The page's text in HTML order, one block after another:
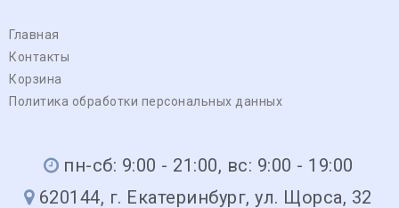
Главная
Контакты
Корзина
Политика обработки персональных данных
пн-сб: 9:00 - 21:00, вс: 9:00 - 19:00
620144, г. Екатеринбург, ул. Щорса, 32